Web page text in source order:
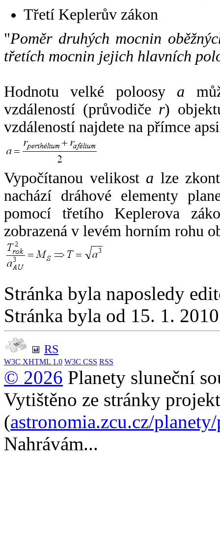
Třetí Keplerův zákon
"Poměr druhých mocnin
třetích mocnin jejich hlavních
Hodnotu velké poloosy a
vzdáleností (průvodiče r)
vzdáleností najdete na přímce
Vypočítanou velikost a lze
nachází dráhové elementy
pomocí třetího Keplerova
zobrazená v levém horním rohu
Stránka byla naposledy
Stránka byla od 15. 1.
RS
W3C XHTML 1.0 W3C CSS RSS
© 2026 Planety sluneční
Vytištěno ze stránky
(astronomia.zcu.cz/
Nahrávám...